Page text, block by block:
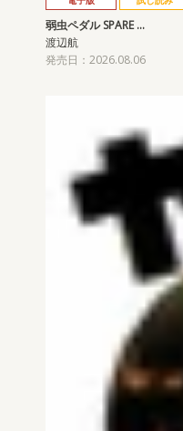
弱虫ペダル SPARE …
渡辺航
発売日：2026.08.06